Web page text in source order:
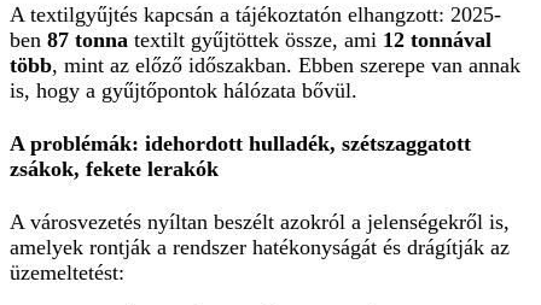
A textilgyűjtés kapcsán a tájékoztatón elhangzott: 2025-
ben 87 tonna textilt gyűjtöttek össze, ami 12 tonnával
több, mint az előző időszakban. Ebben szerepe van annak
is, hogy a gyűjtőpontok hálózata bővül.
A problémák: idehordott hulladék, szétszaggatott
zsákok, fekete lerakók
A városvezetés nyíltan beszélt azokról a jelenségekről is,
amelyek rontják a rendszer hatékonyságát és drágítják az
üzemeltetést: